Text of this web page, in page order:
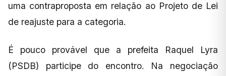
uma contraproposta em relação ao Projeto de Lei
de reajuste para a categoria.
É pouco provável que a prefeita Raquel Lyra
(PSDB) participe do encontro. Na negociação